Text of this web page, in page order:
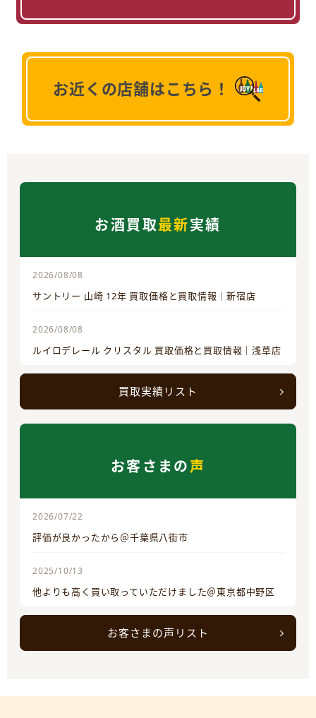
お近くの店舗はこちら！
お酒買取最新実績
2026/08/08
サントリー 山崎 12年 買取価格と買取情報｜新宿店
2026/08/08
ルイロデレール クリスタル 買取価格と買取情報｜浅草店
買取実績リスト
お客さまの声
2026/07/22
評価が良かったから＠千葉県八街市
2025/10/13
他よりも高く買い取っていただけました＠東京都中野区
お客さまの声リスト